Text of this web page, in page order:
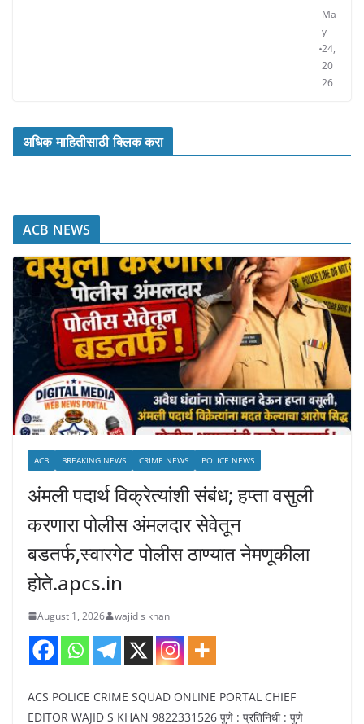
Ma
y
24,
20
26
अधिक माहितीसाठी क्लिक करा
ACB NEWS
ACB BREAKING NEWS CRIME NEWS POLICE NEWS
अंमली पदार्थ विक्रेत्यांशी संबंध; हप्ता वसुली
करणारा पोलीस अंमलदार सेवेतून
बडतर्फ,स्वारगेट पोलीस ठाण्यात नेमणूकीला
होते.apcs.in
August 1, 2026 wajid s khan
ACS POLICE CRIME SQUAD ONLINE PORTAL CHIEF
EDITOR WAJID S KHAN 9822331526 पुणे : प्रतिनिधी : पुणे